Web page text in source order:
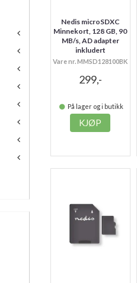
Nedis microSDXC
Minnekort, 128 GB, 90
MB/s, AD adapter
inkludert
Vare nr. MMSD128100BK
299,-
På lager og i butikk
KJØP